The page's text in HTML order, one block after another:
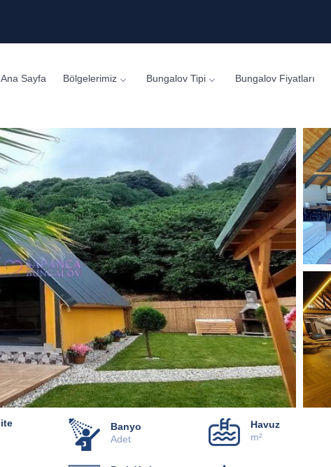
Ana Sayfa Bölgelerimiz Bungalov Tipi Bungalov Fiyatları
Banyo
Adet
Havuz
m²